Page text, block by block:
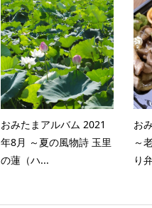
おみたまアルバム 2021
年8月 ～夏の風物詩 玉里
の蓮（ハ...
お
～
り